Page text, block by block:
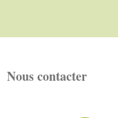
Nous contacter